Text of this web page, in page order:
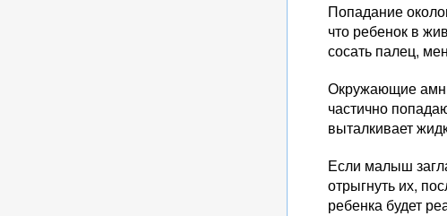
Попадание
что ребенок в
сосать палец,
Окружающие
частично
выталкивает
Если малыш
отрыгнуть их,
ребенка будет